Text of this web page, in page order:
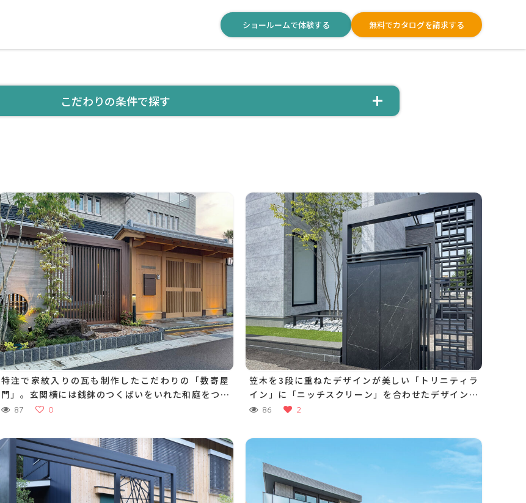
ショールームで体験する 無料でカタログを請求する
こだわりの条件で探す
特注で家紋入りの瓦も制作したこだわりの「数寄屋
門」。玄関横には銭鉢のつくばいをいれた和庭をつく
り情緒ある和の門まわりに
87 0
笠木を3段に重ねたデザインが美しい「トリニティラ
イン」に「ニッチスクリーン」を合わせたデザイン門
柱。製品の持つ抜け感が絶妙なバランスで建物と調和
86 2